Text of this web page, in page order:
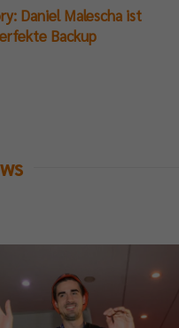
Daniel Malescha ist
Backup